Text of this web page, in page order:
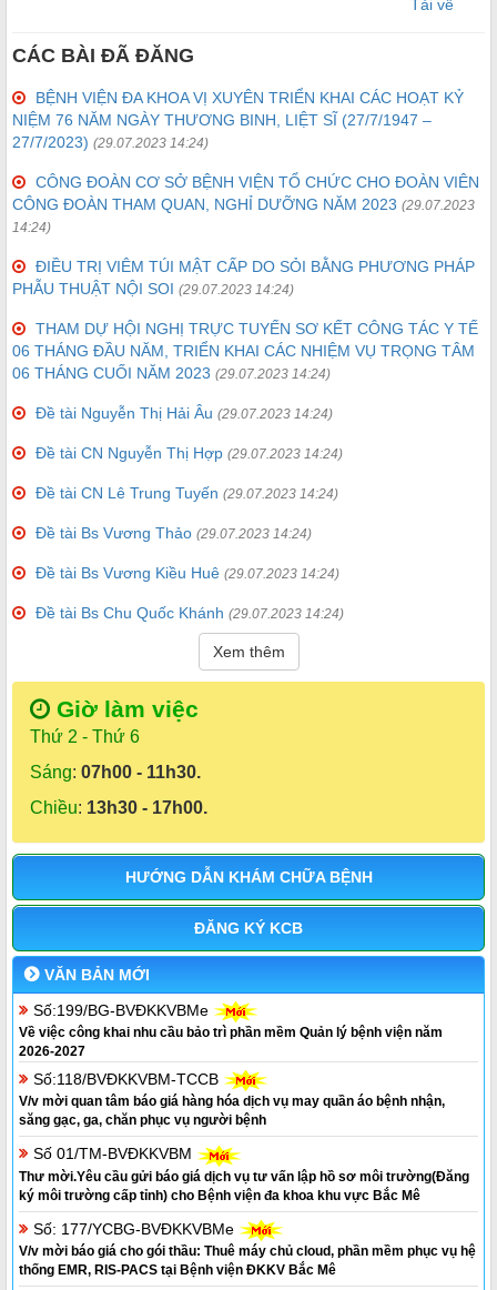
Tải về
CÁC BÀI ĐÃ ĐĂNG
BỆNH VIỆN ĐA KHOA VỊ XUYÊN TRIỂN KHAI CÁC HOẠT KỶ
NIỆM 76 NĂM NGÀY THƯƠNG BINH, LIỆT SĨ (27/7/1947 –
27/7/2023) (29.07.2023 14:24)
CÔNG ĐOÀN CƠ SỞ BỆNH VIỆN TỔ CHỨC CHO ĐOÀN VIÊN
CÔNG ĐOÀN THAM QUAN, NGHỈ DƯỠNG NĂM 2023 (29.07.2023
14:24)
ĐIỀU TRỊ VIÊM TÚI MẬT CẤP DO SỎI BẰNG PHƯƠNG PHÁP
PHẪU THUẬT NỘI SOI (29.07.2023 14:24)
THAM DỰ HỘI NGHỊ TRỰC TUYẾN SƠ KẾT CÔNG TÁC Y TẾ
06 THÁNG ĐẦU NĂM, TRIỂN KHAI CÁC NHIỆM VỤ TRỌNG TÂM
06 THÁNG CUỐI NĂM 2023 (29.07.2023 14:24)
Đề tài Nguyễn Thị Hải Âu (29.07.2023 14:24)
Đề tài CN Nguyễn Thị Hợp (29.07.2023 14:24)
Đề tài CN Lê Trung Tuyến (29.07.2023 14:24)
Đề tài Bs Vương Thảo (29.07.2023 14:24)
Đề tài Bs Vương Kiều Huê (29.07.2023 14:24)
Đề tài Bs Chu Quốc Khánh (29.07.2023 14:24)
Xem thêm
Giờ làm việc
Thứ 2 - Thứ 6
Sáng: 07h00 - 11h30.
Chiều: 13h30 - 17h00.
HƯỚNG DẪN KHÁM CHỮA BỆNH
ĐĂNG KÝ KCB
VĂN BẢN MỚI
Số:199/BG-BVĐKKVBMe
Về việc công khai nhu cầu bảo trì phần mềm Quản lý bệnh viện năm
2026-2027
Số:118/BVĐKKVBM-TCCB
V/v mời quan tâm báo giá hàng hóa dịch vụ may quần áo bệnh nhận,
săng gạc, ga, chăn phục vụ người bệnh
Số 01/TM-BVĐKKVBM
Thư mời.Yêu cầu gửi báo giá dịch vụ tư vấn lập hồ sơ môi trường(Đăng
ký môi trường cấp tỉnh) cho Bệnh viện đa khoa khu vực Bắc Mê
Số: 177/YCBG-BVĐKKVBMe
V/v mời báo giá cho gói thầu: Thuê máy chủ cloud, phần mềm phục vụ hệ
thống EMR, RIS-PACS tại Bệnh viện ĐKKV Bắc Mê